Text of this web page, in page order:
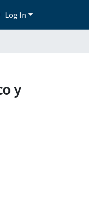
Log In
y